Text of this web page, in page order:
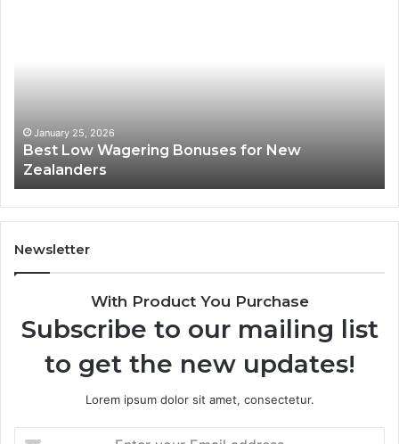
January 25, 2026
Best Low Wagering Bonuses for New
Zealanders
Newsletter
With Product You Purchase
Subscribe to our mailing list
to get the new updates!
Lorem ipsum dolor sit amet, consectetur.